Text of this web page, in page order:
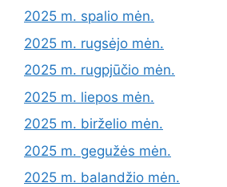
2025 m. spalio mėn.
2025 m. rugsėjo mėn.
2025 m. rugpjūčio mėn.
2025 m. liepos mėn.
2025 m. birželio mėn.
2025 m. gegužės mėn.
2025 m. balandžio mėn.